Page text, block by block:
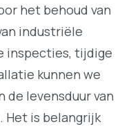
het behoud van
industriële
inspecties, tijdige
kunnen we
de levensduur van
Het is belangrijk